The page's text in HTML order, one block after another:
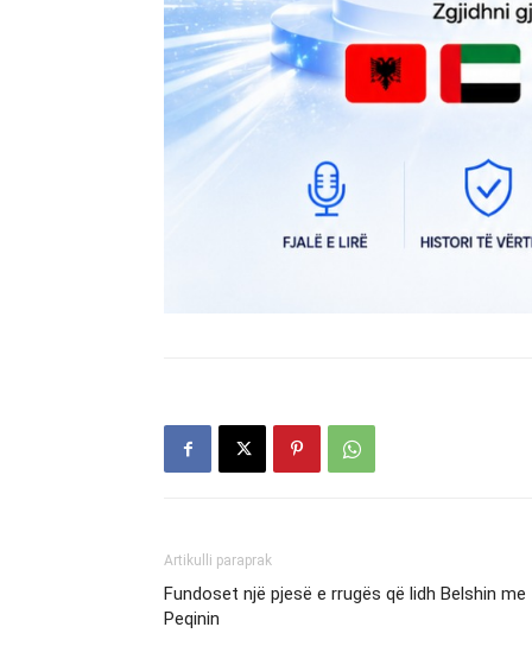
Artikulli paraprak
Fundoset një pjesë e rrugës që lidh Belshin me
Peqinin